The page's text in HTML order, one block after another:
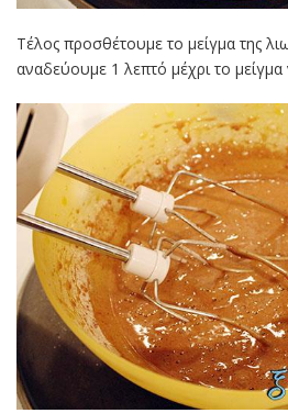
Τέλος προσθέτουμε το μείγμα της
αναδεύουμε 1 λεπτό μέχρι το μείγμα